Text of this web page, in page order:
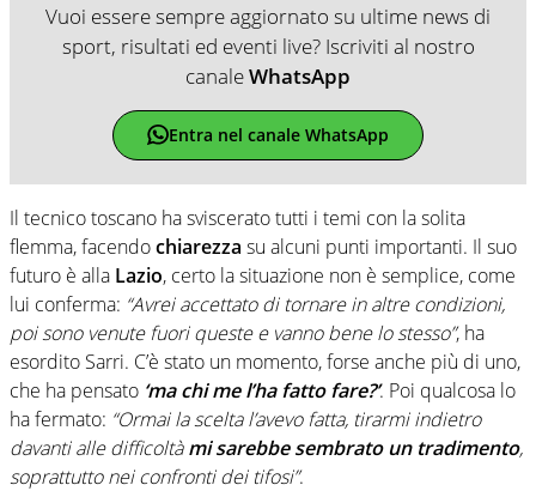
Vuoi essere sempre aggiornato su ultime news di
sport, risultati ed eventi live? Iscriviti al nostro
canaleWhatsApp
Entra nel canale WhatsApp
Il tecnico toscano ha sviscerato tutti i temi con la solita
flemma, facendochiarezza su alcuni punti importanti. Il suo
futuro è alla Lazio, certo la situazione non è semplice, come
lui conferma: “Avrei accettato di tornare in altre condizioni,
poi sono venute fuori queste e vanno bene lo stesso”, ha
esordito Sarri. C’è stato un momento, forse anche più di uno,
che ha pensato ‘ma chi me l’ha fatto fare?’. Poi qualcosa lo
ha fermato: “Ormai la scelta l’avevo fatta, tirarmi indietro
davanti alle difficoltàmi sarebbe sembrato un tradimento,
soprattutto nei confronti dei tifosi”.